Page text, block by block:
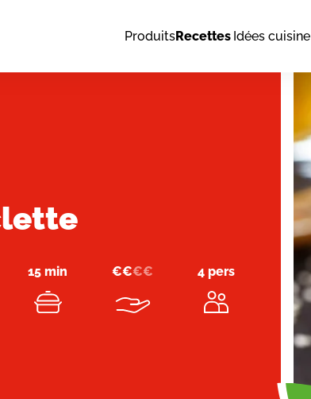
ProduitsRecettes Idées cuisine
15 min €€€€ 4 pers